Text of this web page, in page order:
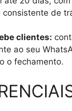
consistente de
clientes:
ao seu
o fechamento.